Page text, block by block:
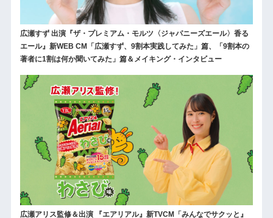
広瀬すず 出演『ザ・プレミアム・モルツ〈ジャパニーズエール〉香る
エール』新WEB CM「広瀬すず、9割本実践してみた」篇、「9割本の
著者に1割は何か聞いてみた」篇＆メイキング・インタビュー
広瀬アリス監修＆出演 『エアリアル』新TVCM「みんなでサクッと』